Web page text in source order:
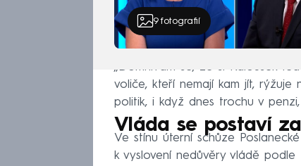
9fotografií
„Domnívám se, že si Kalousek
voliče, kteří nemají kam jít, rýžuje
politik, i když dnes trochu v
Vláda se postaví
Ve stínu úterní schůze
k vyslovení nedůvěry vládě